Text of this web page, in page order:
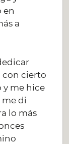
en
a
con cierto
y me hice
me di
lo más